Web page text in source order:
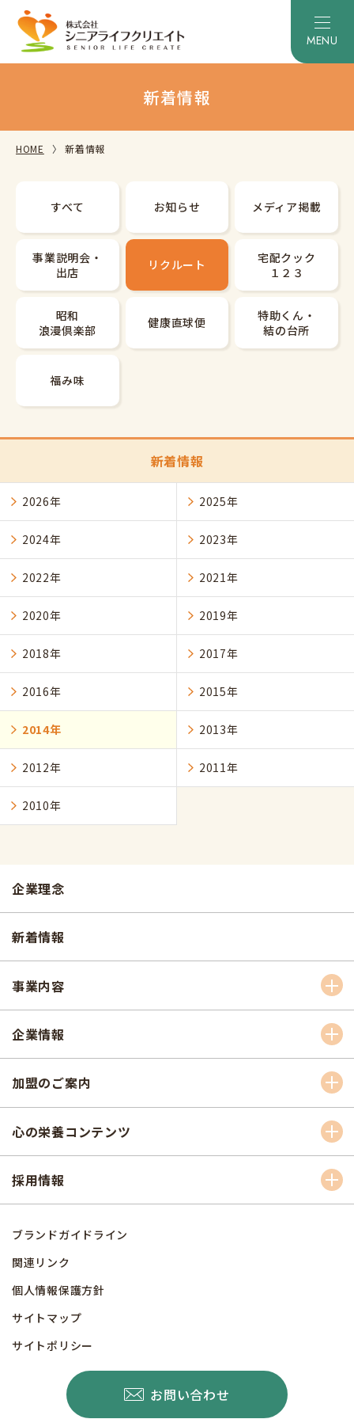
新着情報
HOME 新着情報
すべて お知らせ メディア掲載
事業説明会・
出店
リクルート
宅配クック
１２３
昭和
浪漫倶楽部
健康直球便
特助くん・
結の台所
福み味
新着情報
2026年 2025年
2024年 2023年
2022年 2021年
2020年 2019年
2018年 2017年
2016年 2015年
2014年 2013年
2012年 2011年
2010年
企業理念
新着情報
事業内容
企業情報
加盟のご案内
心の栄養コンテンツ
採用情報
ブランドガイドライン
関連リンク
個人情報保護方針
サイトマップ
サイトポリシー
お問い合わせ